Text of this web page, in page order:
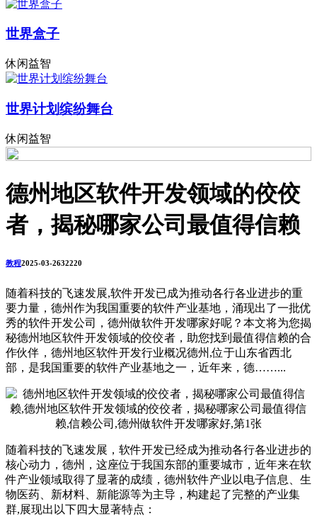
世界盒子
休闲益智
世界计划缤纷舞台
休闲益智
德州地区软件开发领域的佼佼
者，揭秘哪家公司最值得信赖
教程2025-03-2632220
随着科技的飞速发展,软件开发已成为推动各行各业进步的重
要力量，德州作为我国重要的软件产业基地，涌现出了一批优
秀的软件开发公司，德州做软件开发哪家好呢？本文将为您揭
秘德州地区软件开发领域的佼佼者，助您找到最值得信赖的合
作伙伴，德州地区软件开发行业概况德州,位于山东省西北
部，是我国重要的软件产业基地之一，近年来，德……...
随着科技的飞速发展，软件开发已经成为推动各行各业进步的
核心动力，德州，这座位于我国东部的重要城市，近年来在软
件产业领域取得了显著的成绩，德州软件产业以电子信息、生
物医药、新材料、新能源等为主导，构建起了完整的产业集
群,展现出以下四大显著特点：